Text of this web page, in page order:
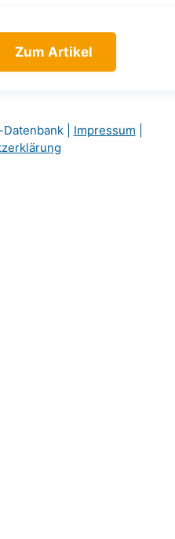
Zum Artikel
| Impressum